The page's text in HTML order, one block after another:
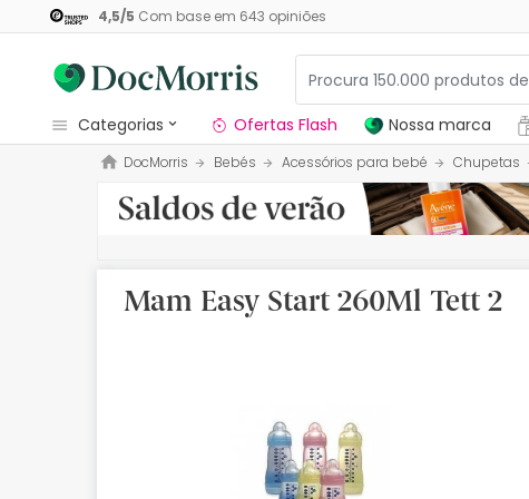
4,5/5 Com base em 643 opiniões
categorias
Dermocosmetica
Nossa marca
Medicamentos
Ofertas Flash Nossa marca
DocMorris Bebés Acessórios para bebé Chupetas
Mam Easy Start 260Ml Tett 2